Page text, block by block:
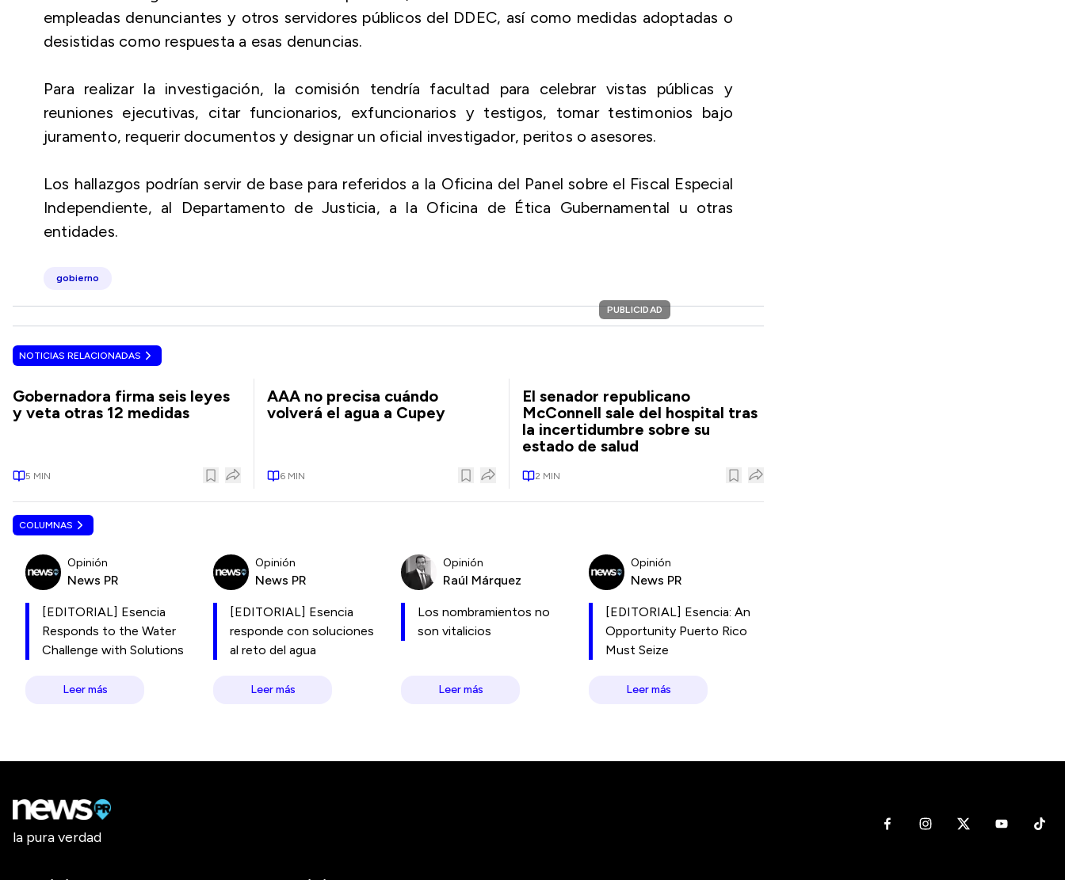
empleadas denunciantes y otros servidores públicos del DDEC, así como medidas adoptadas o
desistidas como respuesta a esas denuncias.
Para realizar la investigación, la comisión tendría facultad para celebrar vistas públicas y
reuniones ejecutivas, citar funcionarios, exfuncionarios y testigos, tomar testimonios bajo
juramento, requerir documentos y designar un oficial investigador, peritos o asesores.
Los hallazgos podrían servir de base para referidos a la Oficina del Panel sobre el Fiscal Especial
Independiente, al Departamento de Justicia, a la Oficina de Ética Gubernamental u otras
entidades.
gobierno
PUBLICIDAD
NOTICIAS RELACIONADAS
Gobernadora firma seis leyes
y veta otras 12 medidas
5 MIN
AAA no precisa cuándo
volverá el agua a Cupey
6 MIN
El senador republicano
McConnell sale del hospital tras
la incertidumbre sobre su
estado de salud
2 MIN
COLUMNAS
Opinión
News PR
[EDITORIAL] Esencia
Responds to the Water
Challenge with Solutions
Leer más
Opinión
News PR
[EDITORIAL] Esencia
responde con soluciones
al reto del agua
Leer más
Opinión
Raúl Márquez
Los nombramientos no
son vitalicios
Leer más
Opinión
News PR
[EDITORIAL] Esencia: An
Opportunity Puerto Rico
Must Seize
Leer más
la pura verdad